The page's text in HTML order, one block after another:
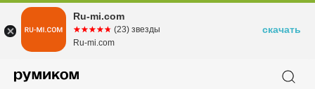
Ru-mi.com
☆☆☆☆☆
★★★★★ (23) звезды
Ru-mi.com
скачать